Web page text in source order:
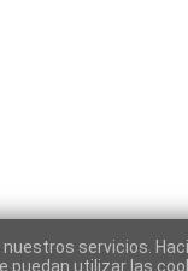
nuestros servicios.
puedan utilizar las